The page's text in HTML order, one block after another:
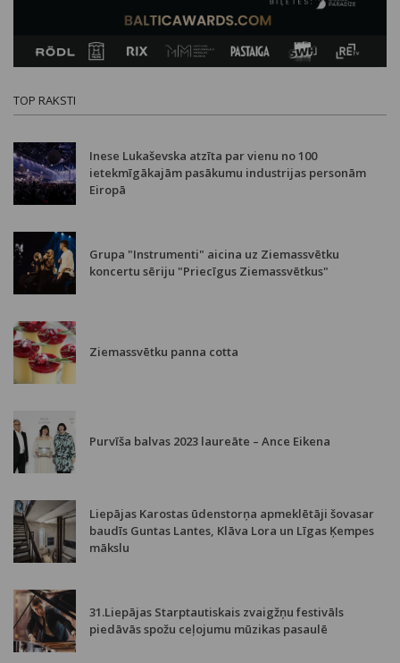
TOP RAKSTI
Inese Lukaševska atzīta par vienu no 100
ietekmīgākajām pasākumu industrijas personām
Eiropā
Grupa "Instrumenti" aicina uz Ziemassvētku
koncertu sēriju "Priecīgus Ziemassvētkus"
Ziemassvētku panna cotta
Purvīša balvas 2023 laureāte – Ance Eikena
Liepājas Karostas ūdenstorņa apmeklētāji šovasar
baudīs Guntas Lantes, Klāva Lora un Līgas Ķempes
mākslu
31.Liepājas Starptautiskais zvaigžņu festivāls
piedāvās spožu ceļojumu mūzikas pasaulē